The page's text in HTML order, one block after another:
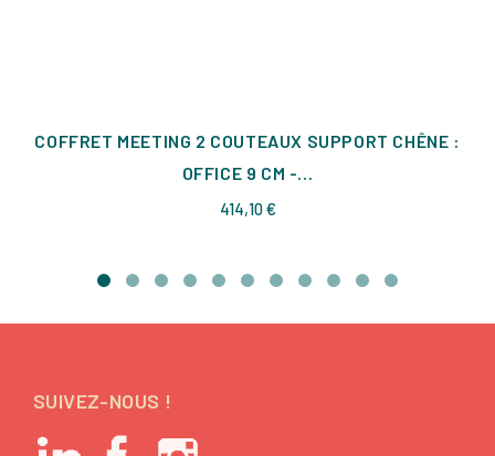
COFFRET MEETING 2 COUTEAUX SUPPORT CHÊNE :
OFFICE 9 CM -...
414,10 €Prix
SUIVEZ-NOUS !